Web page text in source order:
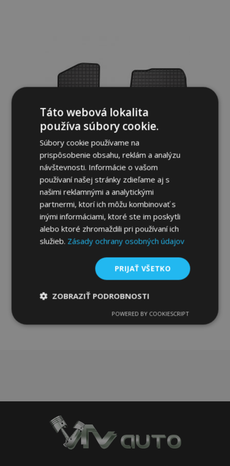
Gumené rohože pre NISSAN NV200 2009-
up (2 ks)
33,00 €
Pridať Do Košíka
Pridať
prianí
Táto webová lokalita
používa súbory cookie.
Súbory cookie používame na
prispôsobenie obsahu, reklám a analýzu
návštevnosti. Informácie o vašom
používaní našej stránky zdieľame aj s
našimi reklamnými a analytickými
partnermi, ktorí ich môžu kombinovať s
inými informáciami, ktoré ste im poskytli
alebo ktoré zhromaždili pri používaní ich
služieb. Zásady ochrany osobných údajov
PRIJAŤ VŠETKO
ZOBRAZIŤ PODROBNOSTI
potrebné
Výkonnosť Cielenie
Nevyhnutne potrebné
Výkonnosť
POWERED BY COOKIESCRIPT